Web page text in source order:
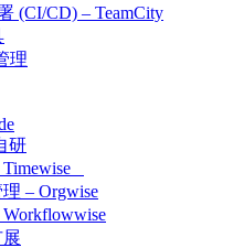
(CI/CD) – TeamCity
理
研
– Orgwise